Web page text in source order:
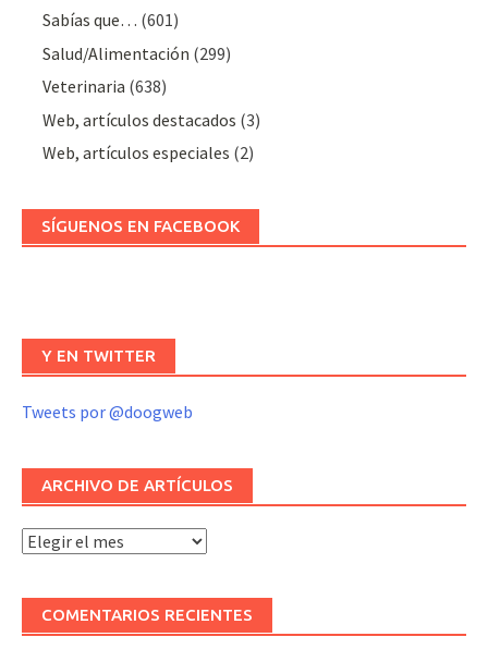
Sabías que… (601)
Salud/Alimentación (299)
Veterinaria (638)
Web, artículos destacados (3)
Web, artículos especiales (2)
SÍGUENOS EN FACEBOOK
Y EN TWITTER
Tweets por @doogweb
ARCHIVO DE ARTÍCULOS
Archivo
COMENTARIOS RECIENTES